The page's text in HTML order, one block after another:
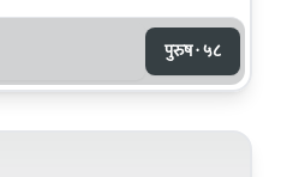
पुरुष · ५८